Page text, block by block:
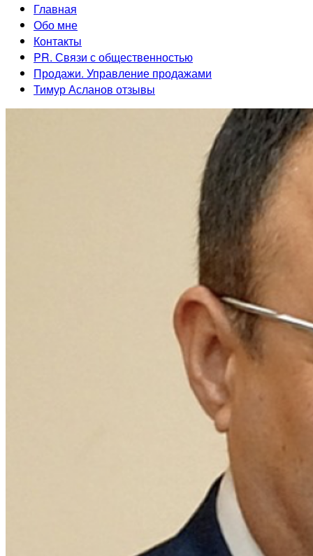
Главная
Обо мне
Контакты
PR. Связи с общественностью
Продажи. Управление продажами
Тимур Асланов отзывы